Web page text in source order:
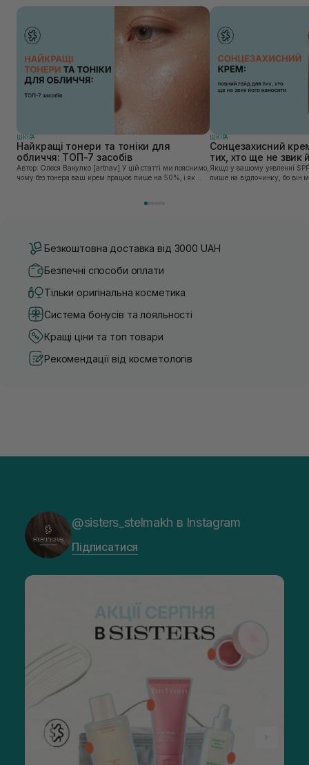
ШКIРА
Найкращі тонери та тоніки для
обличчя: ТОП-7 засобів
Автор: Олеся Вакулко [artnav] У цій статті ми пояснимо,
чому без тонера ваш крем працює лише на 50%, і як
ШКIРА
Сонцезахисний
тих, хто ще не звик
Якщо у вашому уявленні
лише на відпочинку, бо він
Безкоштовна доставка від 3000 UAH
Безпечні способи оплати
Тільки оригінальна косметика
Система бонусів та лояльності
Кращі ціни та топ товари
Рекомендації від косметологів
@sisters_stelmakh в Instagram
Підписатися